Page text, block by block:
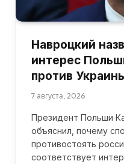
Навроцкий
интерес
против
7 августа, 2026
Президент Польши
объяснил, почему
противостоять
соответствует